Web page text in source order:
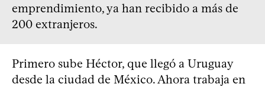
emprendimiento, ya han recibido a más de
200 extranjeros.
Primero sube Héctor, que llegó a Uruguay
desde la ciudad de México. Ahora trabaja en